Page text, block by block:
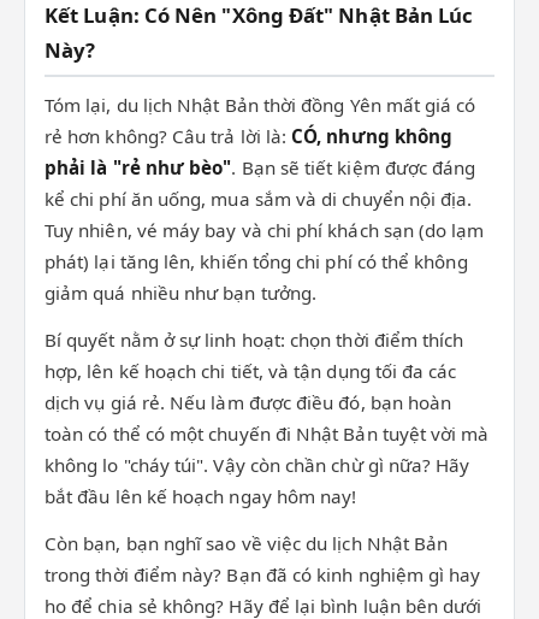
Kết Luận: Có Nên "Xông Đất" Nhật Bản Lúc
Này?
Tóm lại, du lịch Nhật Bản thời đồng Yên mất giá có
rẻ hơn không? Câu trả lời là: CÓ, nhưng không
phải là "rẻ như bèo". Bạn sẽ tiết kiệm được đáng
kể chi phí ăn uống, mua sắm và di chuyển nội địa.
Tuy nhiên, vé máy bay và chi phí khách sạn (do lạm
phát) lại tăng lên, khiến tổng chi phí có thể không
giảm quá nhiều như bạn tưởng.
Bí quyết nằm ở sự linh hoạt: chọn thời điểm thích
hợp, lên kế hoạch chi tiết, và tận dụng tối đa các
dịch vụ giá rẻ. Nếu làm được điều đó, bạn hoàn
toàn có thể có một chuyến đi Nhật Bản tuyệt vời mà
không lo "cháy túi". Vậy còn chần chừ gì nữa? Hãy
bắt đầu lên kế hoạch ngay hôm nay!
Còn bạn, bạn nghĩ sao về việc du lịch Nhật Bản
trong thời điểm này? Bạn đã có kinh nghiệm gì hay
ho để chia sẻ không? Hãy để lại bình luận bên dưới